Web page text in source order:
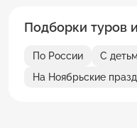
Подборки туров
По России
С
На Ноябрьские